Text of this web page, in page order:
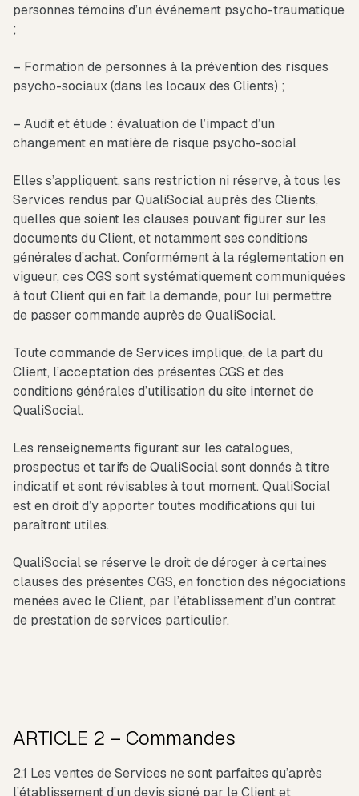
personnes témoins d’un événement psycho-traumatique
;
– Formation de personnes à la prévention des risques
psycho-sociaux (dans les locaux des Clients) ;
– Audit et étude : évaluation de l’impact d’un
changement en matière de risque psycho-social
Elles s’appliquent, sans restriction ni réserve, à tous les
Services rendus par QualiSocial auprès des Clients,
quelles que soient les clauses pouvant figurer sur les
documents du Client, et notamment ses conditions
générales d’achat. Conformément à la réglementation en
vigueur, ces CGS sont systématiquement communiquées
à tout Client qui en fait la demande, pour lui permettre
de passer commande auprès de QualiSocial.
Toute commande de Services implique, de la part du
Client, l’acceptation des présentes CGS et des
conditions générales d’utilisation du site internet de
QualiSocial.
Les renseignements figurant sur les catalogues,
prospectus et tarifs de QualiSocial sont donnés à titre
indicatif et sont révisables à tout moment. QualiSocial
est en droit d’y apporter toutes modifications qui lui
paraîtront utiles.
QualiSocial se réserve le droit de déroger à certaines
clauses des présentes CGS, en fonction des négociations
menées avec le Client, par l’établissement d’un contrat
de prestation de services particulier.
ARTICLE 2 – Commandes
2.1 Les ventes de Services ne sont parfaites qu’après
l’établissement d’un devis signé par le Client et